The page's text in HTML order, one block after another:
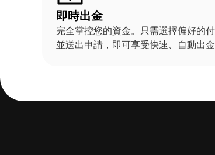
即時出金
完全掌控您的資金。只需選擇偏好的
並送出申請，即可享受快速、自動出金